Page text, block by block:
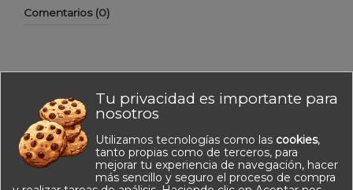
Comentarios (0)
No hay reseñas de clientes en este momento.
Tu privacidad es importante para
nosotros
Utilizamos tecnologías como las cookies,
tanto propias como de terceros, para
mejorar tu experiencia de navegación, hacer
más sencillo y seguro el proceso de compra